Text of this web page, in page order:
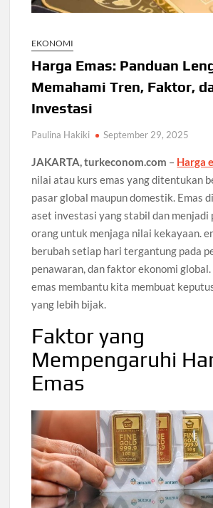
EKONOMI
Harga Emas: Panduan
Memahami Tren, Faktor,
Investasi
Paulina Hakiki September 29, 2025
JAKARTA, turkeconom.com – Harga
nilai atau kurs emas yang ditentukan
pasar global maupun domestik. Emas
aset investasi yang stabil dan menjadi
orang untuk menjaga nilai kekayaan.
berubah setiap hari tergantung pada
penawaran, dan faktor ekonomi
emas membantu kita membuat
yang lebih bijak.
Faktor yang
Mempengaruhi
Emas